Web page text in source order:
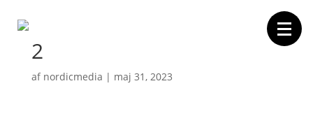
Forside
2
af nordicmedia | maj 31, 2023